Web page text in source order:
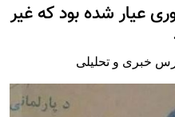
عیار شده بود که غیر
خبری و تحلیلی